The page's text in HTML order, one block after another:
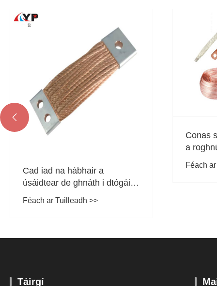
Conas sreang shnáithe copair
Féach ar Tuilleadh >>
Cad is

Táirgí